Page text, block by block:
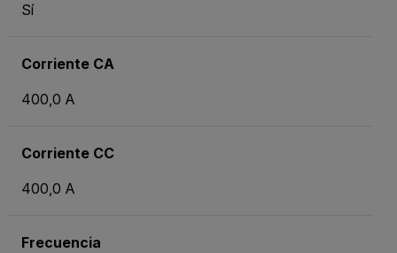
Sí
Corriente CA
400,0 A
Corriente CC
400,0 A
Frecuencia